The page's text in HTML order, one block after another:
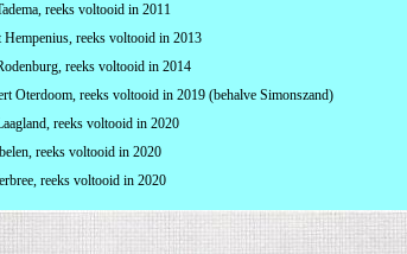
reeks voltooid in 2011
Hempenius, reeks voltooid in 2013
reeks voltooid in 2014
Oterdoom, reeks voltooid in 2019 (behalve Simonszand)
reeks voltooid in 2020
reeks voltooid in 2020
reeks voltooid in 2020